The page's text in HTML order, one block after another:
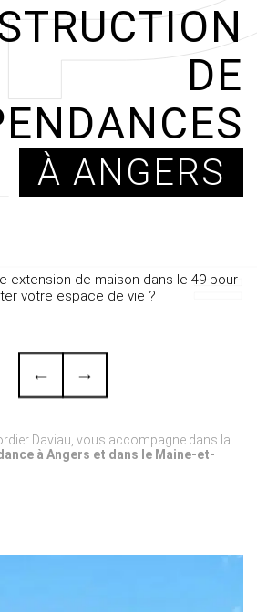
DE
À ANGERS
extension de maison dans le 49 pour
votre espace de vie ?
Daviau, vous accompagne dans la
à Angers et dans le Maine-et-